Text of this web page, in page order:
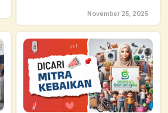
November 25, 2025